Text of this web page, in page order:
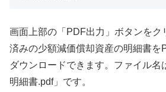
画面上部の「PDF出力」ボタンをク
済みの少額減価償却資産の明細書を
ダウンロードできます。ファイル名
明細書.pdf」です。